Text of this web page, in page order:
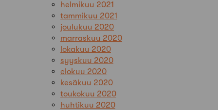
helmikuu 2021
tammikuu 2021
joulukuu 2020
marraskuu 2020
lokakuu 2020
syyskuu 2020
elokuu 2020
kesäkuu 2020
toukokuu 2020
huhtikuu 2020